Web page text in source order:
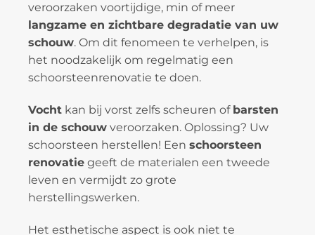
veroorzaken voortijdige, min of meer
langzame en zichtbare degradatie van uw
schouw. Om dit fenomeen te verhelpen, is
het noodzakelijk om regelmatig een
schoorsteenrenovatie te doen.
Vocht kan bij vorst zelfs scheuren of barsten
in de schouw veroorzaken. Oplossing? Uw
schoorsteen herstellen! Een schoorsteen
renovatie geeft de materialen een tweede
leven en vermijdt zo grote
herstellingswerken.
Het esthetische aspect is ook niet te